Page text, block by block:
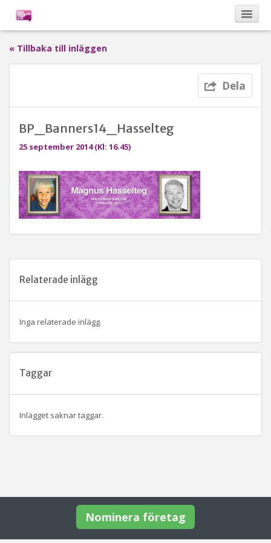
Sponsorer
Vinnare
« Tillbaka till inläggen
Dela
BP_Banners14_Hasselteg
25 september 2014 (Kl: 16.45)
Relaterade inlägg
Inga relaterade inlägg.
Taggar
Inlägget saknar taggar.
Nominera företag